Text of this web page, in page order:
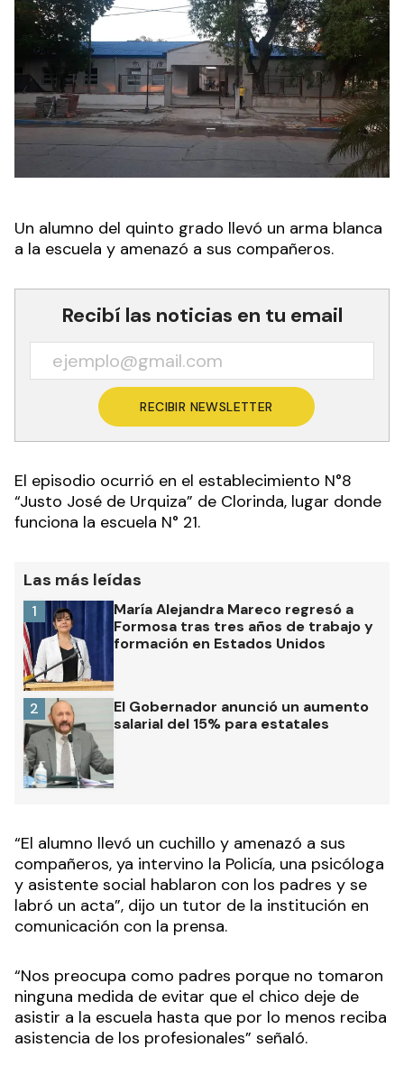
Un alumno del quinto grado llevó un arma blanca
a la escuela y amenazó a sus compañeros.
Recibí las noticias en tu email
RECIBIR NEWSLETTER
El episodio ocurrió en el establecimiento N°8
“Justo José de Urquiza” de Clorinda, lugar donde
funciona la escuela N° 21.
Las más leídas
María Alejandra Mareco regresó a
Formosa tras tres años de trabajo y
formación en Estados Unidos
1
El Gobernador anunció un aumento
salarial del 15% para estatales
2
“El alumno llevó un cuchillo y amenazó a sus
compañeros, ya intervino la Policía, una psicóloga
y asistente social hablaron con los padres y se
labró un acta”, dijo un tutor de la institución en
comunicación con la prensa.
“Nos preocupa como padres porque no tomaron
ninguna medida de evitar que el chico deje de
asistir a la escuela hasta que por lo menos reciba
asistencia de los profesionales” señaló.